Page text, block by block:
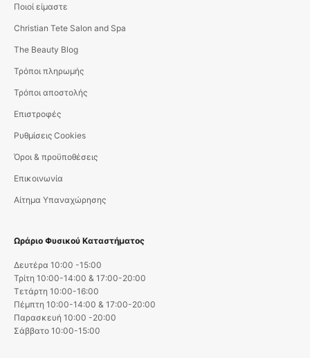
Ποιοί είμαστε
Christian Tete Salon and Spa
The Beauty Blog
Τρόποι πληρωμής
Τρόποι αποστολής
Επιστροφές
Ρυθμίσεις Cookies
Όροι & προϋποθέσεις
Επικοινωνία
Αίτημα Υπαναχώρησης
Ωράριο Φυσικού Καταστήματος
Δευτέρα 10:00 -15:00
Τρίτη 10:00-14:00 & 17:00-20:00
Τετάρτη 10:00-16:00
Πέμπτη 10:00-14:00 & 17:00-20:00
Παρασκευή 10:00 -20:00
Σάββατο 10:00-15:00